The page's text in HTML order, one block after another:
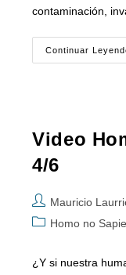
contaminación,
Continuar
Video
4/6
Mauricio
Homo no
¿Y si nuestra